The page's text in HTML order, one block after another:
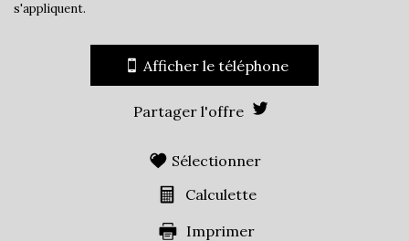
s'appliquent.
Afficher le téléphone
Partager l'offre
Sélectionner
Calculette
Imprimer